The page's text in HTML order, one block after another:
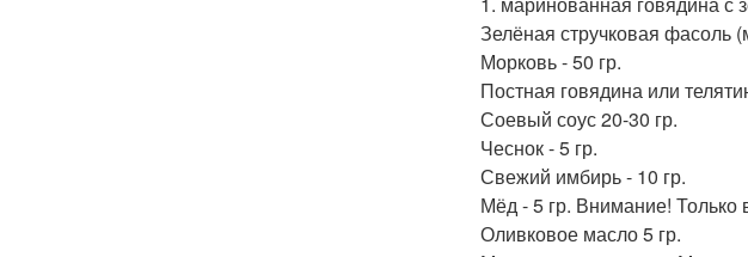
Зелёная стручковая фасоль
Морковь - 50 гр.
Постная говядина или
Соевый соус 20-30 гр.
Чеснок - 5 гр.
Свежий имбирь - 10 гр.
Мёд - 5 гр. Внимание! Только
Оливковое масло 5 гр.